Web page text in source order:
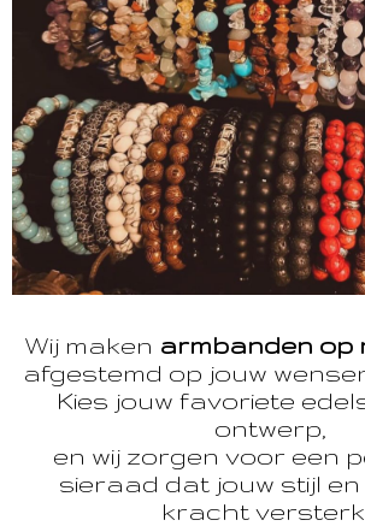
Wij maken armbanden op
afgestemd op jouw
Kies jouw favoriete
ontwerp,
en wij zorgen voor een
sieraad dat jouw stijl
kracht